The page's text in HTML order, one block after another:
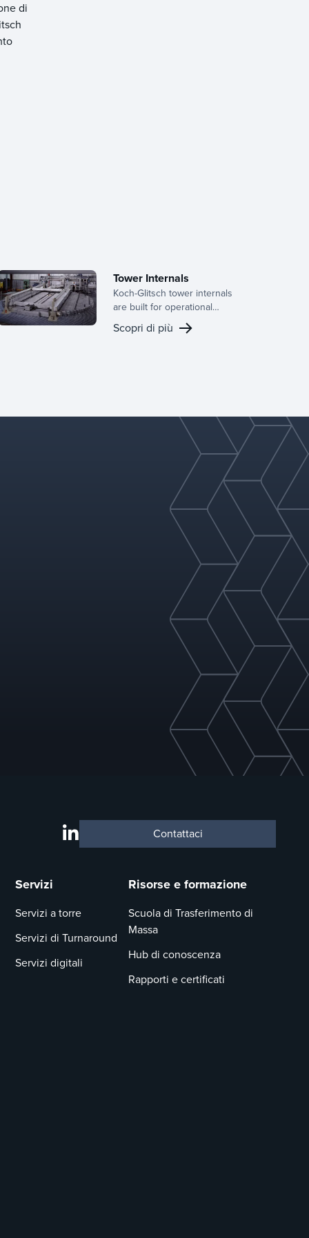
di
Tower Internals
Koch-Glitsch tower internals
are built for operational
efficiency, delivering
consistent performance and
Scopri di più
Contattaci
Servizi
Servizi a torre
Servizi di Turnaround
Servizi digitali
Risorse e formazione
Scuola di Trasferimento di
Massa
Hub di conoscenza
Rapporti e certificati